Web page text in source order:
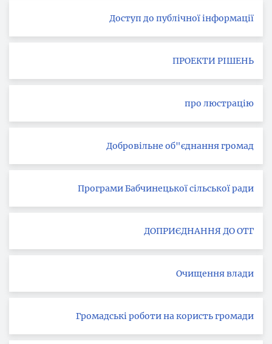
Доступ до публічної інформації
ПРОЕКТИ РІШЕНЬ
про люстрацію
Добровільне об"єднання громад
Програми Бабчинецької сільської ради
ДОПРИЄДНАННЯ ДО ОТГ
Очищення влади
Громадські роботи на користь громади